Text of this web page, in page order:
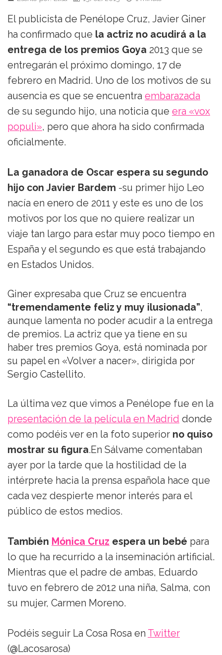
El publicista de Penélope Cruz, Javier Giner
ha confirmado que la actriz no acudirá a la
entrega de los premios Goya 2013 que se
entregarán el próximo domingo, 17 de
febrero en Madrid. Uno de los motivos de su
ausencia es que se encuentra embarazada
de su segundo hijo, una noticia que era «vox
populi», pero que ahora ha sido confirmada
oficialmente.
La ganadora de Oscar espera su segundo
hijo con Javier Bardem -su primer hijo Leo
nacía en enero de 2011 y este es uno de los
motivos por los que no quiere realizar un
viaje tan largo para estar muy poco tiempo en
España y el segundo es que está trabajando
en Estados Unidos.
Giner expresaba que Cruz se encuentra
“tremendamente feliz y muy ilusionada”,
aunque lamenta no poder acudir a la entrega
de premios. La actriz que ya tiene en su
haber tres premios Goya, está nominada por
su papel en «Volver a nacer», dirigida por
Sergio Castellito.
La última vez que vimos a Penélope fue en la
presentación de la película en Madrid donde
como podéis ver en la foto superior no quiso
mostrar su figura.En Sálvame comentaban
ayer por la tarde que la hostilidad de la
intérprete hacia la prensa española hace que
cada vez despierte menor interés para el
público de estos medios.
También Mónica Cruz espera un bebé para
lo que ha recurrido a la inseminación artificial.
Mientras que el padre de ambas, Eduardo
tuvo en febrero de 2012 una niña, Salma, con
su mujer, Carmen Moreno.
Podéis seguir La Cosa Rosa en Twitter
(@Lacosarosa)